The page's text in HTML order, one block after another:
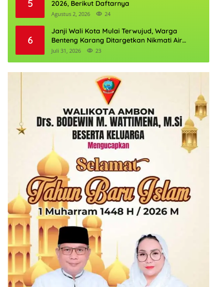
5
2026, Berikut Daftarnya
Agustus 2, 2026 24
6
Janji Wali Kota Mulai Terwujud, Warga
Benteng Karang Ditargetkan Nikmati Air
Bersih Pekan Kedua Agustus
Juli 31, 2026 23